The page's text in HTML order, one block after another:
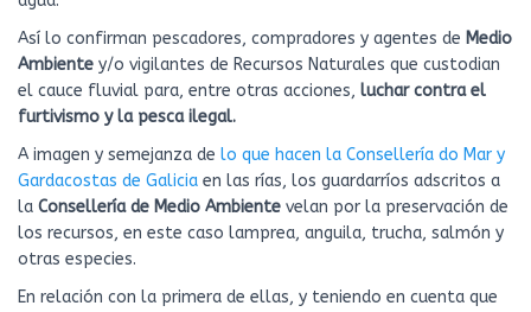
Así lo confirman pescadores, compradores y agentes de Medio
Ambiente y/o vigilantes de Recursos Naturales que custodian
el cauce fluvial para, entre otras acciones, luchar contra el
furtivismo y la pesca ilegal.
A imagen y semejanza de lo que hacen la Consellería do Mar y
Gardacostas de Galicia en las rías, los guardarríos adscritos a
la Consellería de Medio Ambiente velan por la preservación de
los recursos, en este caso lamprea, anguila, trucha, salmón y
otras especies.
En relación con la primera de ellas, y teniendo en cuenta que